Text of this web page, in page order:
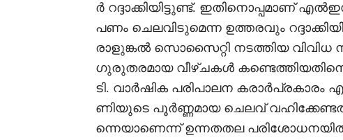
ർ റദ്ദാക്കിയിട്ടുണ്ട്. ഇതിനൊപ്പമാണ്
പണം ചെലവിടുമെന്ന ഉത്തരവും
രാളുങ്കൽ സൊസൈറ്റി നടത്തിയ
ഗുരുതരമായ വീഴ്ചകൾ
ടി. വാർഷിക പരിപാലന കരാർപ്രകാരം
ണിയുടെ പൂർണ്ണമായ ചെലവ്
ന്നെയാണെന്ന് ഉന്നതതല